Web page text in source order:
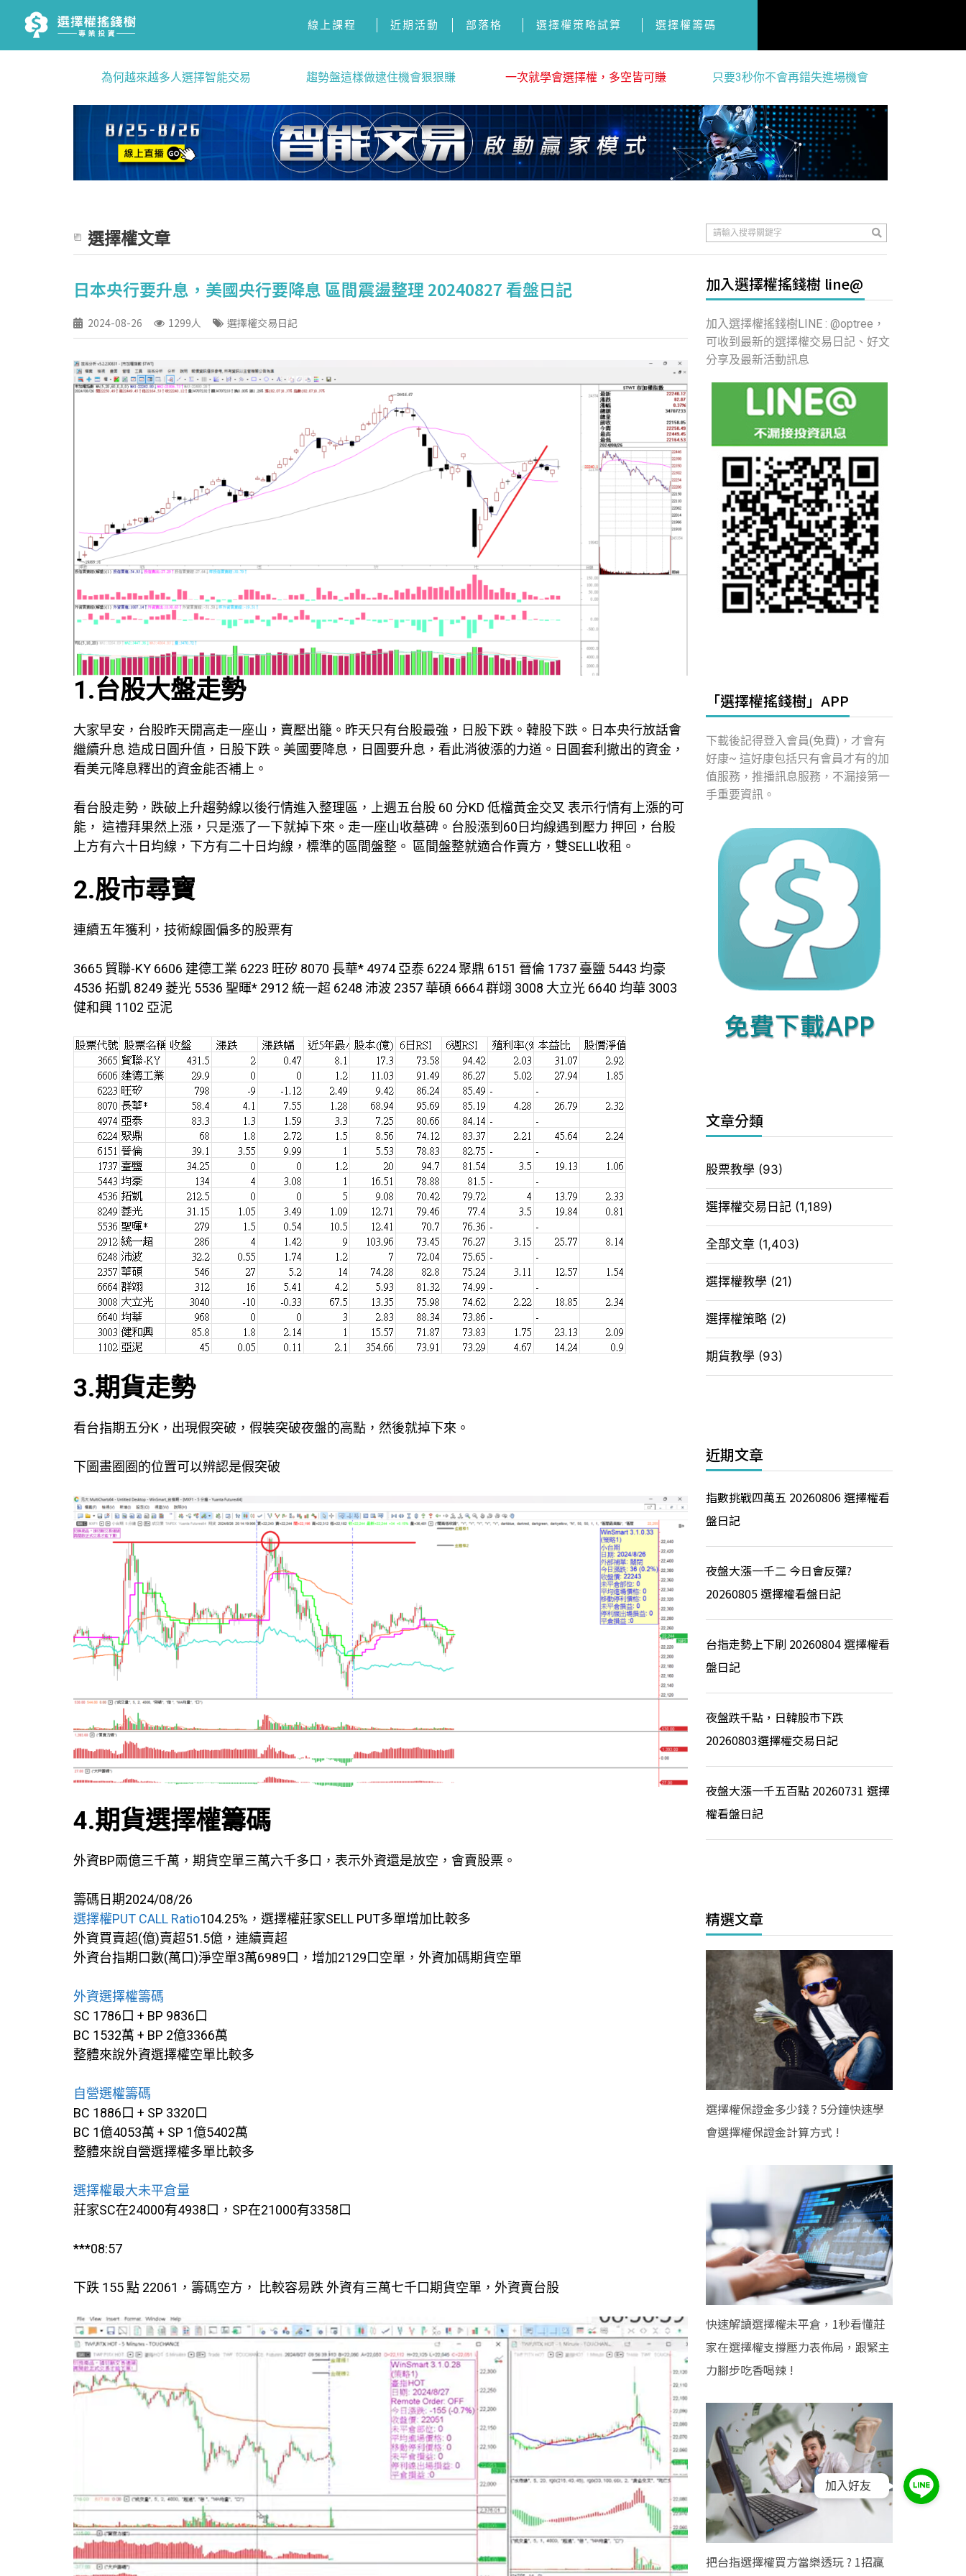
線上課程 近期活動 部落格 選擇權策略試算 選擇權籌碼
為何越來越多人選擇智能交易 趨勢盤這樣做逮住機會狠狠賺 一次就學會選擇權，多空皆可賺 只要3秒你不會再錯失進場機會
選擇權文章
日本央行要升息，美國央行要降息 區間震盪整理 20240827 看盤日記
2024-08-26 1299人 選擇權交易日記
1.台股大盤走勢
大家早安，台股昨天開高走一座山，賣壓出籠。昨天只有台股最強，日股下跌。韓股下跌。日本央行放話會
繼續升息 造成日圓升值，日股下跌。美國要降息，日圓要升息，看此消彼漲的力道。日圓套利撤出的資金，
看美元降息釋出的資金能否補上。
看台股走勢，跌破上升趨勢線以後行情進入整理區，上週五台股 60 分KD 低檔黃金交叉 表示行情有上漲的可
能， 這禮拜果然上漲，只是漲了一下就掉下來。走一座山收墓碑。台股漲到60日均線遇到壓力 押回，台股
上方有六十日均線，下方有二十日均線，標準的區間盤整。 區間盤整就適合作賣方，雙SELL收租。
2.股市尋寶
連續五年獲利，技術線圖偏多的股票有
3665 貿聯-KY 6606 建德工業 6223 旺矽 8070 長華* 4974 亞泰 6224 聚鼎 6151 晉倫 1737 臺鹽 5443 均豪
4536 拓凱 8249 菱光 5536 聖暉* 2912 統一超 6248 沛波 2357 華碩 6664 群翊 3008 大立光 6640 均華 3003
健和興 1102 亞泥
3.期貨走勢
看台指期五分K，出現假突破，假裝突破夜盤的高點，然後就掉下來。
下圖畫圈圈的位置可以辨認是假突破
4.期貨選擇權籌碼
外資BP兩億三千萬，期貨空單三萬六千多口，表示外資還是放空，會賣股票。
籌碼日期2024/08/26
選擇權PUT CALL Ratio104.25%，選擇權莊家SELL PUT多單增加比較多
外資買賣超(億)賣超51.5億，連續賣超
外資台指期口數(萬口)淨空單3萬6989口，增加2129口空單，外資加碼期貨空單
外資選擇權籌碼
SC 1786口 + BP 9836口
BC 1532萬 + BP 2億3366萬
整體來說外資選擇權空單比較多
自營選權籌碼
BC 1886口 + SP 3320口
BC 1億4053萬 + SP 1億5402萬
整體來說自營選擇權多單比較多
選擇權最大未平倉量
莊家SC在24000有4938口，SP在21000有3358口
***08:57
下跌 155 點 22061，籌碼空方， 比較容易跌 外資有三萬七千口期貨空單，外資賣台股
加入選擇權搖錢樹 line@
加入選擇權搖錢樹LINE : @optree，
可收到最新的選擇權交易日記、好文
分享及最新活動訊息
「選擇權搖錢樹」APP
下載後記得登入會員(免費)，才會有
好康~ 這好康包括只有會員才有的加
值服務，推播訊息服務，不漏接第一
手重要資訊。
文章分類
股票教學 (93)
選擇權交易日記 (1,189)
全部文章 (1,403)
選擇權教學 (21)
選擇權策略 (2)
期貨教學 (93)
近期文章
指數挑戰四萬五 20260806 選擇權看
盤日記
夜盤大漲一千二 今日會反彈?
20260805 選擇權看盤日記
台指走勢上下刷 20260804 選擇權看
盤日記
夜盤跌千點，日韓股市下跌
20260803選擇權交易日記
夜盤大漲一千五百點 20260731 選擇
權看盤日記
精選文章
選擇權保證金多少錢 ? 5分鐘快速學
會選擇權保證金計算方式 !
快速解讀選擇權未平倉，1秒看懂莊
家在選擇權支撐壓力表佈局，跟緊主
力腳步吃香喝辣 !
把台指選擇權買方當樂透玩 ? 1招贏
加入好友